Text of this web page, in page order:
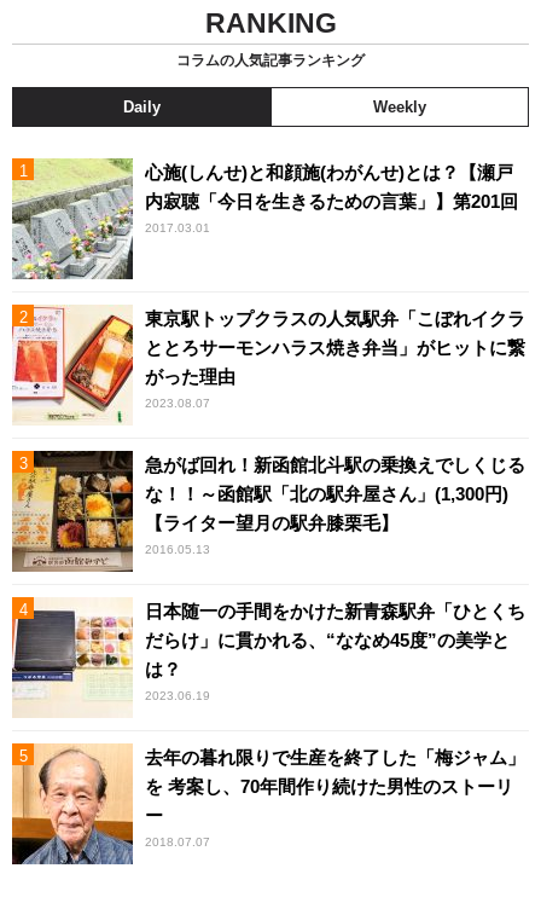
RANKING
コラムの人気記事ランキング
Daily Weekly
心施(しんせ)と和顔施(わがんせ)とは？【瀬戸
内寂聴「今日を生きるための言葉」】第201回
2017.03.01
東京駅トップクラスの人気駅弁「こぼれイクラ
ととろサーモンハラス焼き弁当」がヒットに繋
がった理由
2023.08.07
急がば回れ！新函館北斗駅の乗換えでしくじる
な！！～函館駅「北の駅弁屋さん」(1,300円)
【ライター望月の駅弁膝栗毛】
2016.05.13
日本随一の手間をかけた新青森駅弁「ひとくち
だらけ」に貫かれる、“ななめ45度”の美学と
は？
2023.06.19
去年の暮れ限りで生産を終了した「梅ジャム」
を 考案し、70年間作り続けた男性のストーリ
ー
2018.07.07